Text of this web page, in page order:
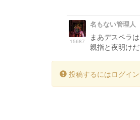
15687
名もない管理人
まあデスペラ
親指と夜明け
投稿するにはログイ